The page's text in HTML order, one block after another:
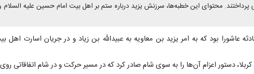
محتوای این خطبه‌ها، سرزنش یزید درباره ستم بر اهل بیت امام حسین علیه
عاشورا بود که به امر یزید بن معاویه به عبیدالله بن زیاد و در جریان اسارت
دستور اعزام آن‌ها را به سوی شام صادر کرد که در مسیر حرکت و در شام اتفاقاتی